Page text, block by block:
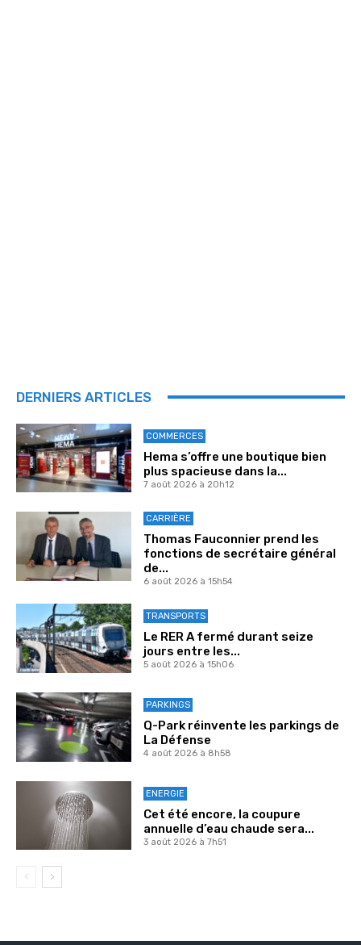
DERNIERS ARTICLES
COMMERCES
Hema s’offre une boutique bien
plus spacieuse dans la...
7 août 2026 à 20h12
CARRIÈRE
Thomas Fauconnier prend les
fonctions de secrétaire général
de...
6 août 2026 à 15h54
TRANSPORTS
Le RER A fermé durant seize
jours entre les...
5 août 2026 à 15h06
PARKINGS
Q-Park réinvente les parkings de
La Défense
4 août 2026 à 8h58
ENERGIE
Cet été encore, la coupure
annuelle d’eau chaude sera...
3 août 2026 à 7h51